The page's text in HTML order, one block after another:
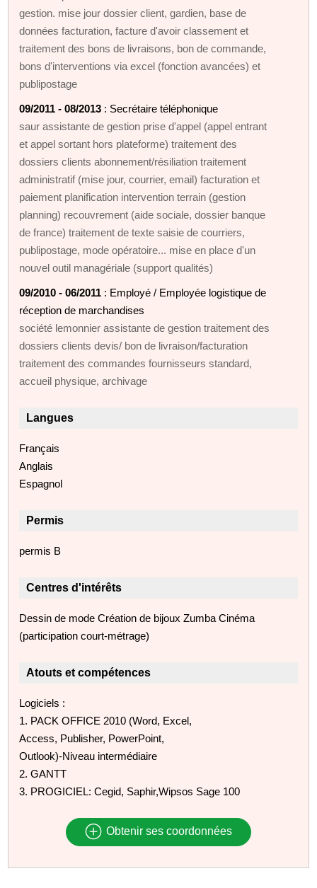
gestion. mise jour dossier client, gardien, base de
données facturation, facture d'avoir classement et
traitement des bons de livraisons, bon de commande,
bons d'interventions via excel (fonction avancées) et
publipostage
09/2011 - 08/2013 : Secrétaire téléphonique
saur assistante de gestion prise d'appel (appel entrant
et appel sortant hors plateforme) traitement des
dossiers clients abonnement/résiliation traitement
administratif (mise jour, courrier, email) facturation et
paiement planification intervention terrain (gestion
planning) recouvrement (aide sociale, dossier banque
de france) traitement de texte saisie de courriers,
publipostage, mode opératoire... mise en place d'un
nouvel outil managériale (support qualités)
09/2010 - 06/2011 : Employé / Employée logistique de
réception de marchandises
société lemonnier assistante de gestion traitement des
dossiers clients devis/ bon de livraison/facturation
traitement des commandes fournisseurs standard,
accueil physique, archivage
Langues
Français
Anglais
Espagnol
Permis
permis B
Centres d'intérêts
Dessin de mode Création de bijoux Zumba Cinéma
(participation court-métrage)
Atouts et compétences
Logiciels :
1. PACK OFFICE 2010 (Word, Excel,
Access, Publisher, PowerPoint,
Outlook)-Niveau intermédiaire
2. GANTT
3. PROGICIEL: Cegid, Saphir,Wipsos Sage 100
Obtenir ses coordonnées